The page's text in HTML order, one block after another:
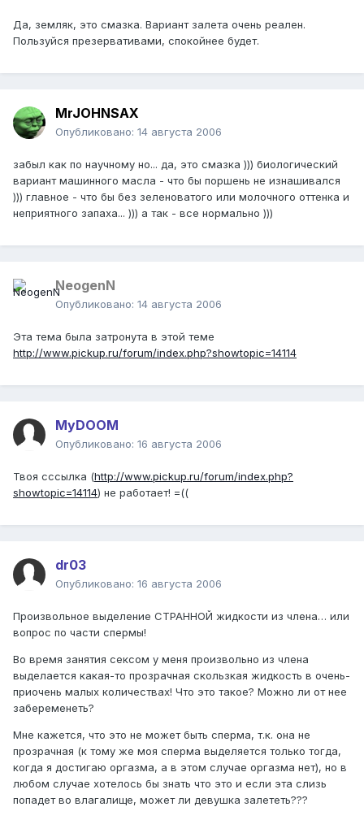
Да, земляк, это смазка. Вариант залета очень реален.
Пользуйся презервативами, спокойнее будет.
MrJOHNSAX
Опубликовано: 14 августа 2006
забыл как по научному но... да, это смазка ))) биологический
вариант машинного масла - что бы поршень не изнашивался
))) главное - что бы без зеленоватого или молочного оттенка и
неприятного запаха... ))) а так - все нормально )))
NeogenN
Опубликовано: 14 августа 2006
Эта тема была затронута в этой теме
http://www.pickup.ru/forum/index.php?showtopic=14114
MyDOOM
Опубликовано: 16 августа 2006
Твоя сссылка (http://www.pickup.ru/forum/index.php?
showtopic=14114) не работает! =((
dr03
Опубликовано: 16 августа 2006
Произвольное выделение СТРАННОЙ жидкости из члена… или
вопрос по части спермы!
Во время занятия сексом у меня произвольно из члена
выделается какая-то прозрачная скользкая жидкость в очень-
приочень малых количествах! Что это такое? Можно ли от нее
забеременеть?
Мне кажется, что это не может быть сперма, т.к. она не
прозрачная (к тому же моя сперма выделяется только тогда,
когда я достигаю оргазма, а в этом случае оргазма нет), но в
любом случае хотелось бы знать что это и если эта слизь
попадет во влагалище, может ли девушка залететь???